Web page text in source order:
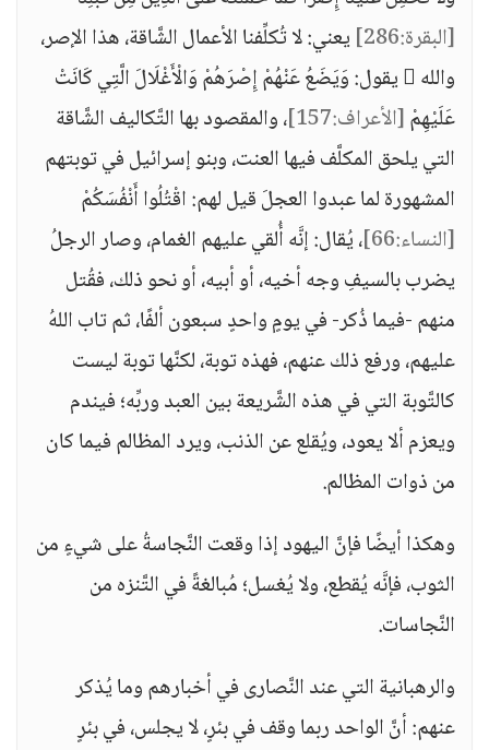
[البقرة:286]
يعني: لا تُكلِّفنا الأعمال الشَّاقة، هذا الإصر،
والله  يقول: وَيَضَعُ عَنْهُمْ إِصْرَهُمْ وَالْأَغْلَالَ الَّتِي كَانَتْ
عَلَيْهِمْ[الأعراف:157]
، والمقصود بها التَّكاليف الشَّاقة
التي يلحق المكلَّف فيها العنت، وبنو إسرائيل في توبتهم
المشهورة لما عبدوا العجلَ قيل لهم: اقْتُلُوا أَنْفُسَكُمْ
[النساء:66]
، يُقال: إنَّه أُلقي عليهم الغمام، وصار الرجلُ
يضرب بالسيفِ وجه أخيه، أو أبيه، أو نحو ذلك، فقُتل
منهم -فيما ذُكر- في يومٍ واحدٍ سبعون ألفًا، ثم تاب اللهُ
عليهم، ورفع ذلك عنهم، فهذه توبة، لكنَّها توبة ليست
كالتَّوبة التي في هذه الشَّريعة بين العبد وربِّه؛ فيندم
ويعزم ألا يعود، ويُقلع عن الذنب، ويرد المظالم فيما كان
من ذوات المظالم.
وهكذا أيضًا فإنَّ اليهود إذا وقعت النَّجاسةُ على شيءٍ من
الثوب، فإنَّه يُقطع، ولا يُغسل؛ مُبالغةً في التَّنزه من
النَّجاسات.
والرهبانية التي عند النَّصارى في أخبارهم وما يُذكر
عنهم: أنَّ الواحد ربما وقف في بئرٍ، لا يجلس، في بئرٍ